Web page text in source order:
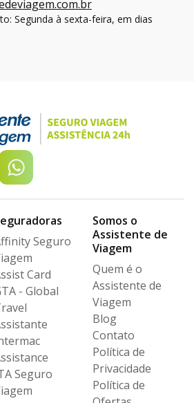
Segunda à sexta-feira, em dias
Seguro
Card
- Global
Seguro
Somos o
Assistente de
Viagem
Quem é o
Assistente de
Viagem
Blog
Contato
Política de
Privacidade
Política de